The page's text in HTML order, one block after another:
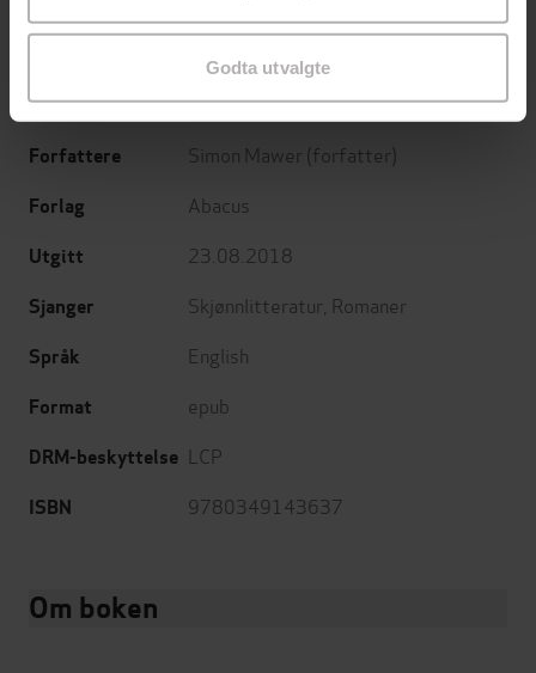
Godta utvalgte
EBOK EBOK
Forfattere Simon Mawer (forfatter)
Forlag Abacus
Utgitt 23.08.2018
Sjanger Skjønnlitteratur Romaner
Språk English
Format epub
DRM-beskyttelse LCP
ISBN 9780349143637
Om boken